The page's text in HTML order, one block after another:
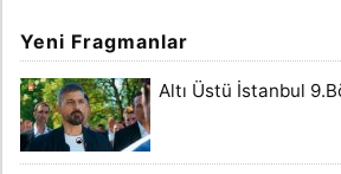
Yeni Fragmanlar
Altı Üstü İstanbul